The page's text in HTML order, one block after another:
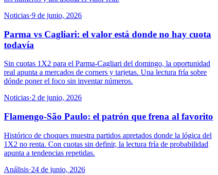
Noticias·9 de junio, 2026
Parma vs Cagliari: el valor está donde no hay cuota
todavía
Sin cuotas 1X2 para el Parma-Cagliari del domingo, la oportunidad
real apunta a mercados de corners y tarjetas. Una lectura fría sobre
dónde poner el foco sin inventar números.
Noticias·2 de junio, 2026
Flamengo-São Paulo: el patrón que frena al favorito
Histórico de choques muestra partidos apretados donde la lógica del
1X2 no renta. Con cuotas sin definir, la lectura fría de probabilidad
apunta a tendencias repetidas.
Análisis·24 de junio, 2026